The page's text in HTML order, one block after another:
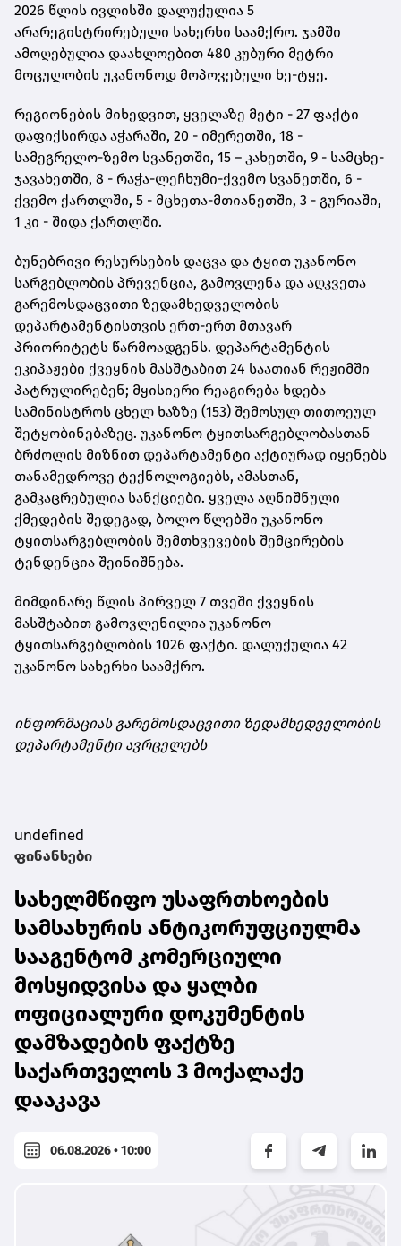
2026 წლის ივლისში დალუქულია 5
არარეგისტრირებული სახერხი საამქრო. ჯამში
ამოღებულია დაახლოებით 480 კუბური მეტრი
მოცულობის უკანონოდ მოპოვებული ხე-ტყე.
რეგიონების მიხედვით, ყველაზე მეტი - 27 ფაქტი
დაფიქსირდა აჭარაში, 20 - იმერეთში, 18 -
სამეგრელო-ზემო სვანეთში, 15 – კახეთში, 9 - სამცხე-
ჯავახეთში, 8 - რაჭა-ლეჩხუმი-ქვემო სვანეთში, 6 -
ქვემო ქართლში, 5 - მცხეთა-მთიანეთში, 3 - გურიაში,
1 კი - შიდა ქართლში.
ბუნებრივი რესურსების დაცვა და ტყით უკანონო
სარგებლობის პრევენცია, გამოვლენა და აღკვეთა
გარემოსდაცვითი ზედამხედველობის
დეპარტამენტისთვის ერთ-ერთ მთავარ
პრიორიტეტს წარმოადგენს. დეპარტამენტის
ეკიპაჟები ქვეყნის მასშტაბით 24 საათიან რეჟიმში
პატრულირებენ; მყისიერი რეაგირება ხდება
სამინისტროს ცხელ ხაზზე (153) შემოსულ თითოეულ
შეტყობინებაზეც. უკანონო ტყითსარგებლობასთან
ბრძოლის მიზნით დეპარტამენტი აქტიურად იყენებს
თანამედროვე ტექნოლოგიებს, ამასთან,
გამკაცრებულია სანქციები. ყველა აღნიშნული
ქმედების შედეგად, ბოლო წლებში უკანონო
ტყითსარგებლობის შემთხვევების შემცირების
ტენდენცია შეინიშნება.
მიმდინარე წლის პირველ 7 თვეში ქვეყნის
მასშტაბით გამოვლენილია უკანონო
ტყითსარგებლობის 1026 ფაქტი. დალუქულია 42
უკანონო სახერხი საამქრო.
ინფორმაციას გარემოსდაცვითი ზედამხედველობის
დეპარტამენტი ავრცელებს
undefined
ფინანსები
სახელმწიფო უსაფრთხოების
სამსახურის ანტიკორუფციულმა
სააგენტომ კომერციული
მოსყიდვისა და ყალბი
ოფიციალური დოკუმენტის
დამზადების ფაქტზე
საქართველოს 3 მოქალაქე
დააკავა
06.08.2026 • 10:00